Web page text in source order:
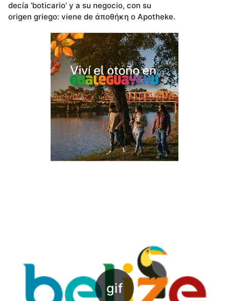
decía ‘boticario’ y a su negocio, con su
origen griego: viene de ἀποθήκη o Apotheke.